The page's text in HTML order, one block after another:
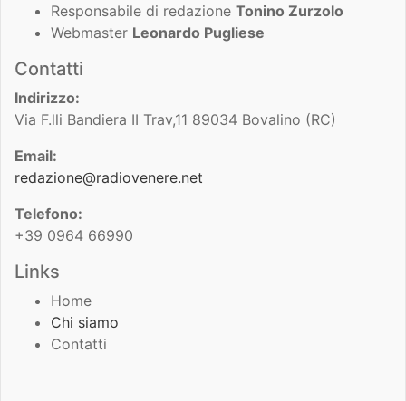
Responsabile di redazione Tonino Zurzolo
Webmaster Leonardo Pugliese
Contatti
Indirizzo:
Via F.lli Bandiera II Trav,11 89034 Bovalino (RC)
Email:
redazione@radiovenere.net
Telefono:
+39 0964 66990
Links
Home
Chi siamo
Contatti